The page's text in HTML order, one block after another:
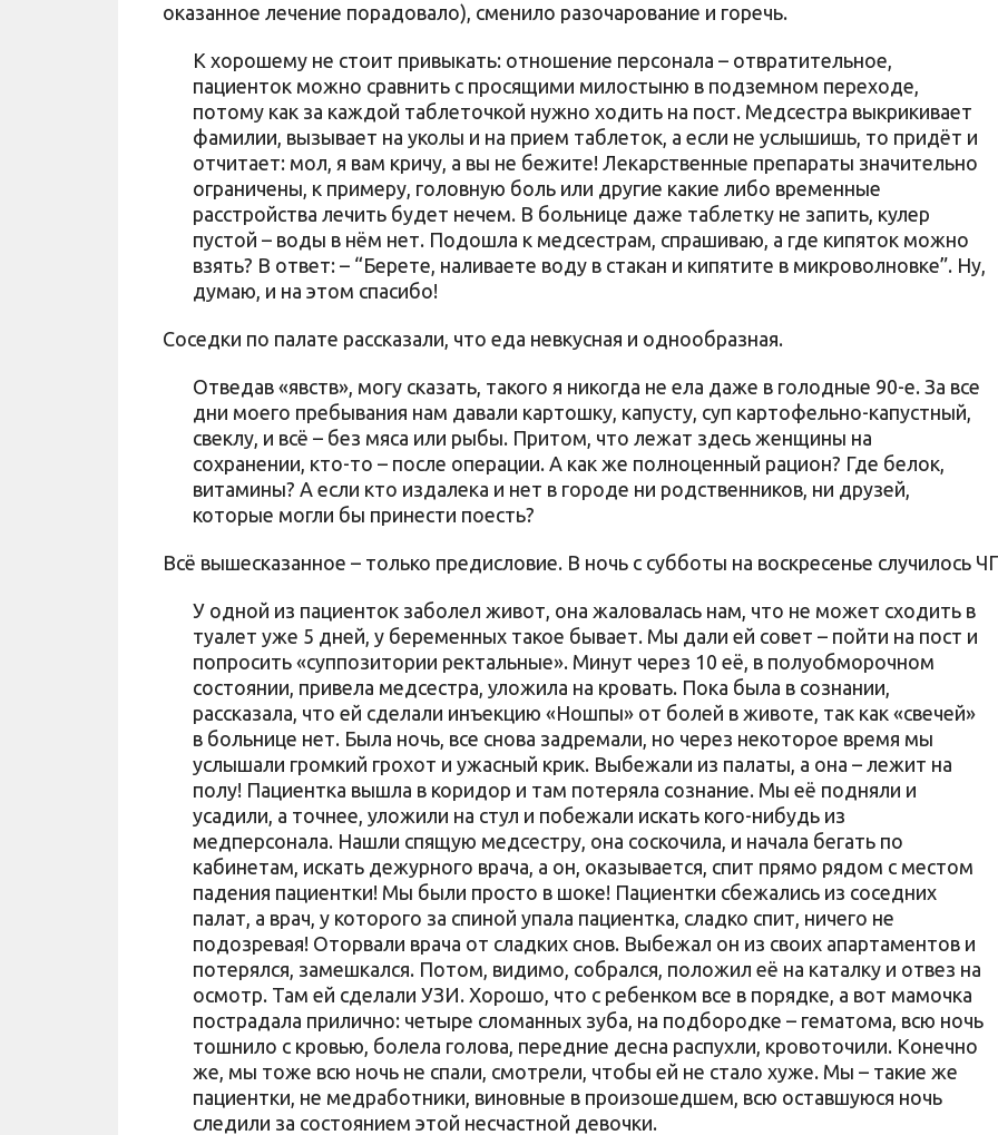
оказанное лечение порадовало), сменило разочарование и горечь.
К хорошему не стоит привыкать: отношение персонала – отвратительное,
пациенток можно сравнить с просящими милостыню в подземном переходе,
потому как за каждой таблеточкой нужно ходить на пост. Медсестра выкрикивает
фамилии, вызывает на уколы и на прием таблеток, а если не услышишь, то придёт и
отчитает: мол, я вам кричу, а вы не бежите! Лекарственные препараты значительно
ограничены, к примеру, головную боль или другие какие либо временные
расстройства лечить будет нечем. В больнице даже таблетку не запить, кулер
пустой – воды в нём нет. Подошла к медсестрам, спрашиваю, а где кипяток можно
взять? В ответ: – “Берете, наливаете воду в стакан и кипятите в микроволновке”. Ну,
думаю, и на этом спасибо!
Соседки по палате рассказали, что еда невкусная и однообразная.
Отведав «явств», могу сказать, такого я никогда не ела даже в голодные 90-е. За все
дни моего пребывания нам давали картошку, капусту, суп картофельно-капустный,
свеклу, и всё – без мяса или рыбы. Притом, что лежат здесь женщины на
сохранении, кто-то – после операции. А как же полноценный рацион? Где белок,
витамины? А если кто издалека и нет в городе ни родственников, ни друзей,
которые могли бы принести поесть?
Всё вышесказанное – только предисловие. В ночь с субботы на воскресенье случилось
У одной из пациенток заболел живот, она жаловалась нам, что не может сходить в
туалет уже 5 дней, у беременных такое бывает. Мы дали ей совет – пойти на пост и
попросить «суппозитории ректальные». Минут через 10 её, в полуобморочном
состоянии, привела медсестра, уложила на кровать. Пока была в сознании,
рассказала, что ей сделали инъекцию «Ношпы» от болей в животе, так как «свечей»
в больнице нет. Была ночь, все снова задремали, но через некоторое время мы
услышали громкий грохот и ужасный крик. Выбежали из палаты, а она – лежит на
полу! Пациентка вышла в коридор и там потеряла сознание. Мы её подняли и
усадили, а точнее, уложили на стул и побежали искать кого-нибудь из
медперсонала. Нашли спящую медсестру, она соскочила, и начала бегать по
кабинетам, искать дежурного врача, а он, оказывается, спит прямо рядом с местом
падения пациентки! Мы были просто в шоке! Пациентки сбежались из соседних
палат, а врач, у которого за спиной упала пациентка, сладко спит, ничего не
подозревая! Оторвали врача от сладких снов. Выбежал он из своих апартаментов и
потерялся, замешкался. Потом, видимо, собрался, положил её на каталку и отвез на
осмотр. Там ей сделали УЗИ. Хорошо, что с ребенком все в порядке, а вот мамочка
пострадала прилично: четыре сломанных зуба, на подбородке – гематома, всю ночь
тошнило с кровью, болела голова, передние десна распухли, кровоточили. Конечно
же, мы тоже всю ночь не спали, смотрели, чтобы ей не стало хуже. Мы – такие же
пациентки, не медработники, виновные в произошедшем, всю оставшуюся ночь
следили за состоянием этой несчастной девочки.